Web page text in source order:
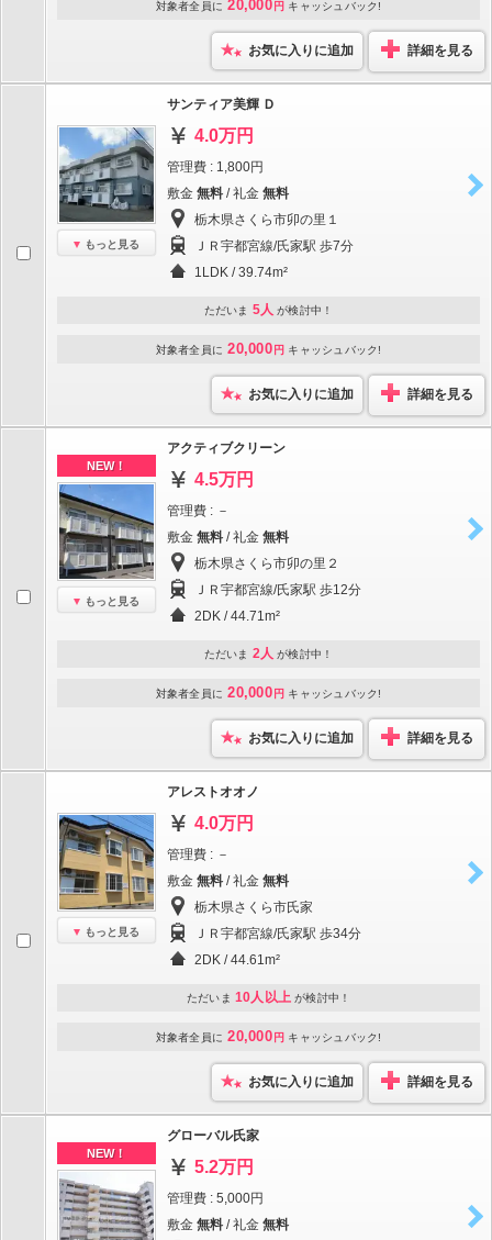
対象者全員に 20,000 円 キャッシュバック!
お気に入りに追加 詳細を見る
もっと見る
サンティア美輝 Ｄ
4.0万円
管理費 : 1,800円
敷金 無料 / 礼金 無料
栃木県さくら市卯の里１
ＪＲ宇都宮線/氏家駅 歩7分
1LDK / 39.74m²
ただいま 5人 が検討中！
対象者全員に 20,000 円 キャッシュバック!
お気に入りに追加 詳細を見る
NEW！
もっと見る
アクティブクリーン
4.5万円
管理費 : －
敷金 無料 / 礼金 無料
栃木県さくら市卯の里２
ＪＲ宇都宮線/氏家駅 歩12分
2DK / 44.71m²
ただいま 2人 が検討中！
対象者全員に 20,000 円 キャッシュバック!
お気に入りに追加 詳細を見る
もっと見る
アレストオオノ
4.0万円
管理費 : －
敷金 無料 / 礼金 無料
栃木県さくら市氏家
ＪＲ宇都宮線/氏家駅 歩34分
2DK / 44.61m²
ただいま 10人以上 が検討中！
対象者全員に 20,000 円 キャッシュバック!
お気に入りに追加 詳細を見る
NEW！
グローバル氏家
5.2万円
管理費 : 5,000円
敷金 無料 / 礼金 無料